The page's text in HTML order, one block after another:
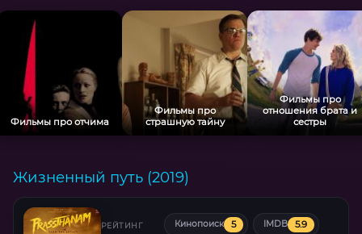
Фильмы про отчима
Фильмы про
страшную тайну
Фильмы про
отношения брата и
сестры
Жизненный путь (2019)
РЕЙТИНГ Кинопоиск 5 IMDB 5.9